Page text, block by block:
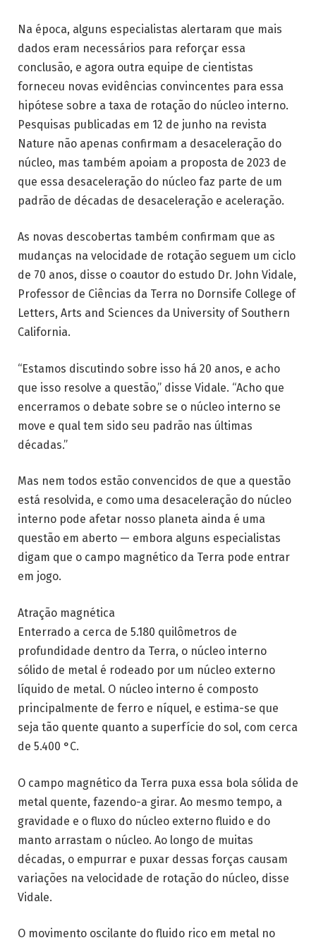
Na época, alguns especialistas alertaram que mais
dados eram necessários para reforçar essa
conclusão, e agora outra equipe de cientistas
forneceu novas evidências convincentes para essa
hipótese sobre a taxa de rotação do núcleo interno.
Pesquisas publicadas em 12 de junho na revista
Nature não apenas confirmam a desaceleração do
núcleo, mas também apoiam a proposta de 2023 de
que essa desaceleração do núcleo faz parte de um
padrão de décadas de desaceleração e aceleração.
As novas descobertas também confirmam que as
mudanças na velocidade de rotação seguem um ciclo
de 70 anos, disse o coautor do estudo Dr. John Vidale,
Professor de Ciências da Terra no Dornsife College of
Letters, Arts and Sciences da University of Southern
California.
“Estamos discutindo sobre isso há 20 anos, e acho
que isso resolve a questão,” disse Vidale. “Acho que
encerramos o debate sobre se o núcleo interno se
move e qual tem sido seu padrão nas últimas
décadas.”
Mas nem todos estão convencidos de que a questão
está resolvida, e como uma desaceleração do núcleo
interno pode afetar nosso planeta ainda é uma
questão em aberto — embora alguns especialistas
digam que o campo magnético da Terra pode entrar
em jogo.
Atração magnética
Enterrado a cerca de 5.180 quilômetros de
profundidade dentro da Terra, o núcleo interno
sólido de metal é rodeado por um núcleo externo
líquido de metal. O núcleo interno é composto
principalmente de ferro e níquel, e estima-se que
seja tão quente quanto a superfície do sol, com cerca
de 5.400 °C.
O campo magnético da Terra puxa essa bola sólida de
metal quente, fazendo-a girar. Ao mesmo tempo, a
gravidade e o fluxo do núcleo externo fluido e do
manto arrastam o núcleo. Ao longo de muitas
décadas, o empurrar e puxar dessas forças causam
variações na velocidade de rotação do núcleo, disse
Vidale.
O movimento oscilante do fluido rico em metal no